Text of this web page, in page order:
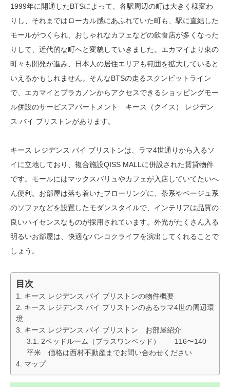
1999年に開通したBTSによって、各駅周辺の町は大きく様変わ
りし、それまではローカル感にあふれていた町も、駅に直結した
モールがつくられ、おしゃれなカフェなどの飲食店が多くなった
りして、近代的な町へと変貌していきました。エカマイより東の
町々も開発が進み、日本人の居住エリアも範囲を拡大していると
いえるかもしれません。そんなBTSの走るスクンビットライン
で、エカマイとプラカノンからアクセスできるショッピングモー
ル併設のサービスアパートメント キース（クイス） レジデン
ス バイ ブリストンがあります。
キース レジデンス バイ ブリストンは、ラマ4世通りから入るソ
イに立地しており、複合施設QISS MALLに併設された賃貸物件
です。モールにはマックスバリュやカフェが入店していてたいへ
ん便利。お部屋は落ち着いたフローリングに、茶系やベージュ系
のソファなどを設置したモダンスタイルで、インテリアは品質の
良いハイセンスなものが採用されています。外光がたくさん入る
明るいお部屋は、快適なバンコクライフを演出してくれることで
しょう。
目次
キース レジデンス バイ ブリストンの物件概要
キース レジデンス バイ ブリストンのあるラマ4世の周辺環
境
キース レジデンス バイ ブリストン お部屋紹介
2ベッドルーム（プラスワンベッド） 116〜140
平米 価格は西村不動産までお問い合わせください
マップ